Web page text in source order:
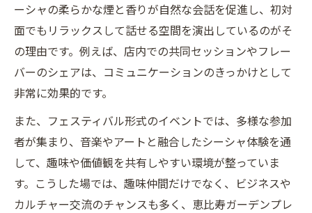
ーシャの柔らかな煙と香りが自然な会話を促進し、初対
面でもリラックスして話せる空間を演出しているのがそ
の理由です。例えば、店内での共同セッションやフレー
バーのシェアは、コミュニケーションのきっかけとして
非常に効果的です。
また、フェスティバル形式のイベントでは、多様な参加
者が集まり、音楽やアートと融合したシーシャ体験を通
して、趣味や価値観を共有しやすい環境が整っていま
す。こうした場では、趣味仲間だけでなく、ビジネスや
カルチャー交流のチャンスも多く、恵比寿ガーデンプレ